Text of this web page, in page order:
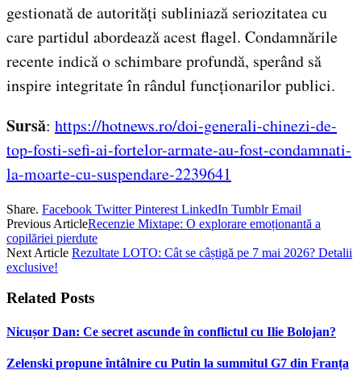
gestionată de autorități subliniază seriozitatea cu
care partidul abordează acest flagel. Condamnările
recente indică o schimbare profundă, sperând să
inspire integritate în rândul funcționarilor publici.
Sursă: https://hotnews.ro/doi-generali-chinezi-de-
top-fosti-sefi-ai-fortelor-armate-au-fost-condamnati-
la-moarte-cu-suspendare-2239641
Share. Facebook Twitter Pinterest LinkedIn Tumblr Email
Previous ArticleRecenzie Mixtape: O explorare emoționantă a
copilăriei pierdute
Next Article Rezultate LOTO: Cât se câștigă pe 7 mai 2026? Detalii
exclusive!
Related Posts
Nicușor Dan: Ce secret ascunde în conflictul cu Ilie Bolojan?
Zelenski propune întâlnire cu Putin la summitul G7 din Franța